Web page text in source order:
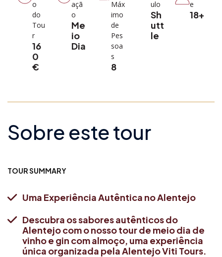
o
do
Tou
r
16
0
€
açã
o
Me
io
Dia
Máx
imo
de
Pes
soa
s
8
ulo
Sh
utt
le
e
18+
Sobre este tour
TOUR SUMMARY
Uma Experiência Autêntica no Alentejo
Descubra os sabores autênticos do
Alentejo com o nosso tour de meio dia de
vinho e gin com almoço, uma experiência
única organizada pela Alentejo Viti Tours.